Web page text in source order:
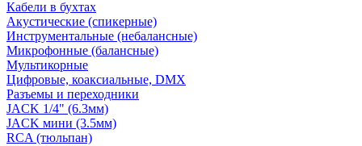
Кабели в бухтах
Акустические (спикерные)
Инструментальные (небалансные)
Микрофонные (балансные)
Мультикорные
Цифровые, коаксиальные, DMX
Разъемы и переходники
JACK 1/4" (6.3мм)
JACK мини (3.5мм)
RCA (тюльпан)